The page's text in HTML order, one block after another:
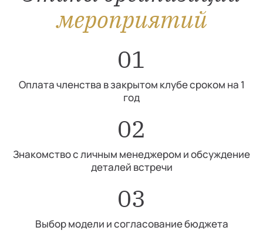
мероприятий
01
Оплата членства в закрытом клубе сроком на 1
год
02
Знакомство с личным менеджером и обсуждение
деталей встречи
03
Выбор модели и согласование бюджета